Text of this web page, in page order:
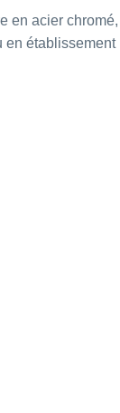
en acier chromé,
en établissement